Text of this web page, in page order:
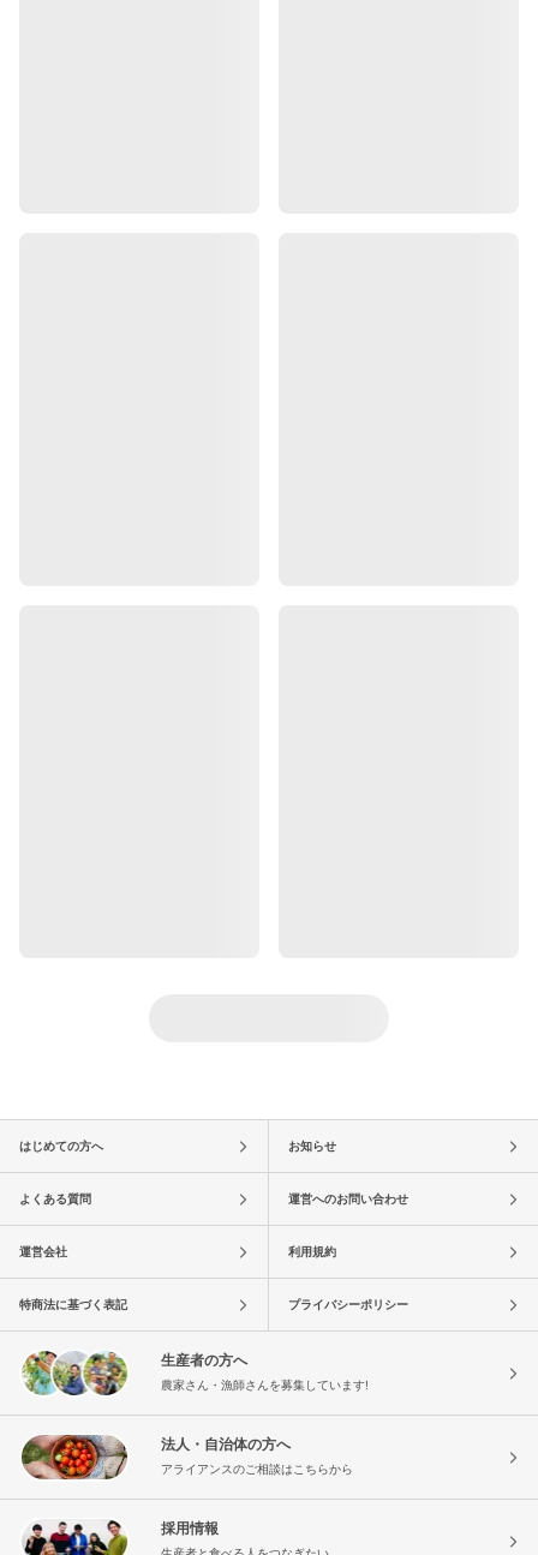
はじめての方へ お知らせ
よくある質問 運営へのお問い合わせ
運営会社 利用規約
特商法に基づく表記 プライバシーポリシー
生産者の方へ
農家さん・漁師さんを募集しています!
法人・自治体の方へ
アライアンスのご相談はこちらから
採用情報